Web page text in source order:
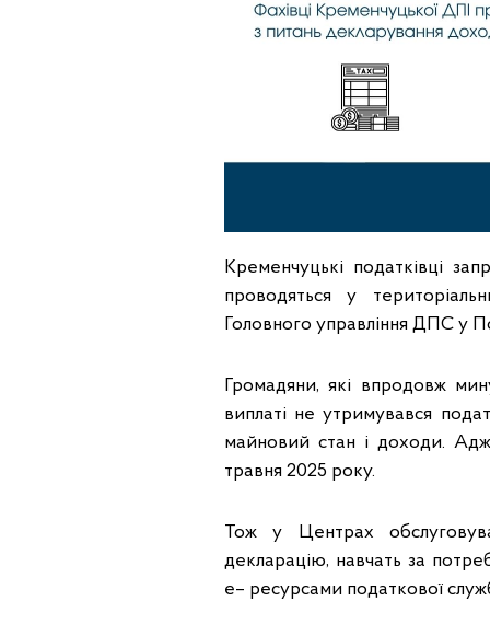
Кременчуцькі податківці
проводяться у
Головного управління ДПС у
Громадяни, які впродовж
виплаті не утримувався
майновий стан і доходи.
травня 2025 року.
Тож у Центрах
декларацію, навчать за
е– ресурсами податкової